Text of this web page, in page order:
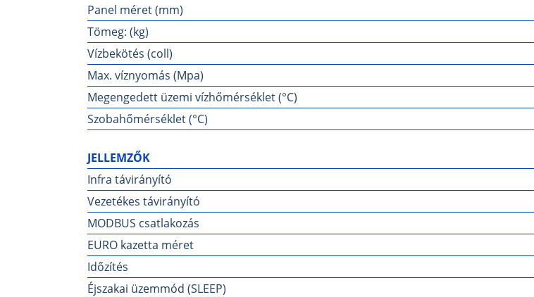
Panel méret (mm)
Tömeg: (kg)
Vízbekötés (coll)
Max. víznyomás (Mpa)
Megengedett üzemi vízhőmérséklet (°C)
Szobahőmérséklet (°C)
JELLEMZŐK
Infra távirányító
Vezetékes távirányító
MODBUS csatlakozás
EURO kazetta méret
Időzítés
Éjszakai üzemmód (SLEEP)